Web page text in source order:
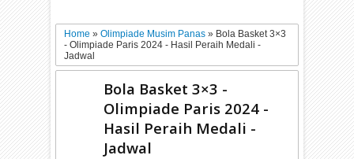
Home»Olimpiade Musim Panas» Bola Basket 3×3
- Olimpiade Paris 2024 - Hasil Peraih Medali -
Jadwal
Bola Basket 3×3 -
Olimpiade Paris 2024 -
Hasil Peraih Medali -
Jadwal